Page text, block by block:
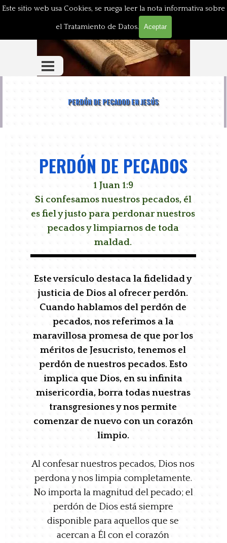
Este sitio web usa Cookies, se ruega leer la nota informativa sobre
el Tratamiento de Datos. Aceptar
Vaya al ContenidoLA BIBLIA ENSEÑA
Saltar menú
PERDÓN DE PECADOD EN JESÚS
PERDÓN DE PECADOS
1 Juan 1:9
Si confesamos nuestros pecados, él
es fiel y justo para perdonar nuestros
pecados y limpiarnos de toda
maldad.
Este versículo destaca la fidelidad y
justicia de Dios al ofrecer perdón.
Cuando hablamos del perdón de
pecados, nos referimos a la
maravillosa promesa de que por los
méritos de Jesucristo, tenemos el
perdón de nuestros pecados. Esto
implica que Dios, en su infinita
misericordia, borra todas nuestras
transgresiones y nos permite
comenzar de nuevo con un corazón
limpio.
Al confesar nuestros pecados, Dios nos
perdona y nos limpia completamente.
No importa la magnitud del pecado; el
perdón de Dios está siempre
disponible para aquellos que se
acercan a Él con el corazón